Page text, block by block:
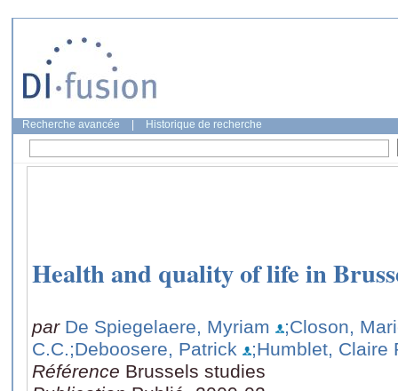
Recherche avancée Historique de recherche
Health and quality of life in
par De Spiegelaere, Myriam
;Closon,
C.C.;Deboosere, Patrick
;Humblet, Claire
Référence Brussels studies